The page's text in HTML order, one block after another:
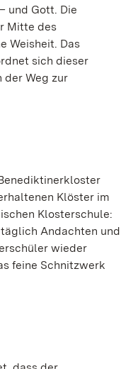
und Gott. Die
Mitte des
Weisheit. Das
sich dieser
der Weg zur
Klöster im
Klosterschule:
Andachten und
wieder
feine Schnitzwerk